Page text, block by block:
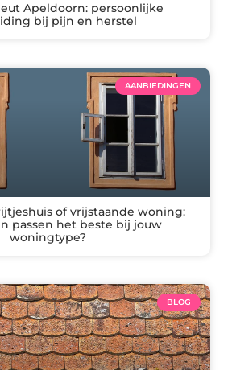
Apeldoorn: persoonlijke
bij pijn en herstel
AANBIEDINGEN
of vrijstaande woning:
passen het beste bij jouw
woningtype?
BLOG